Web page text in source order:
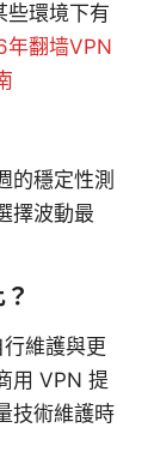
些環境下有
年翻墙VPN
的穩定性測
擇波動最
維護與更
用 VPN 提
技術維護時